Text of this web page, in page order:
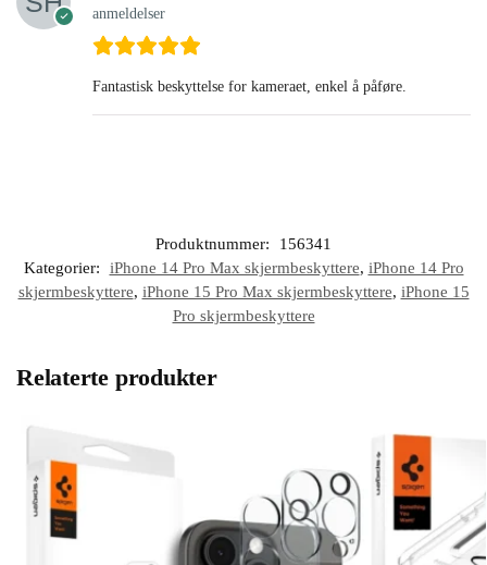
anmeldelser
Fantastisk beskyttelse for kameraet, enkel å påføre.
Produktnummer:
156341
Kategorier:
iPhone 14 Pro Max skjermbeskyttere, iPhone 14 Pro
skjermbeskyttere, iPhone 15 Pro Max skjermbeskyttere, iPhone 15
Pro skjermbeskyttere
Relaterte produkter